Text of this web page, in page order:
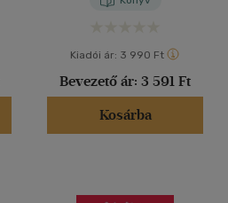
Kiadói ár: 3 990 Ft
Bevezető ár: 3 591 Ft
Kosárba